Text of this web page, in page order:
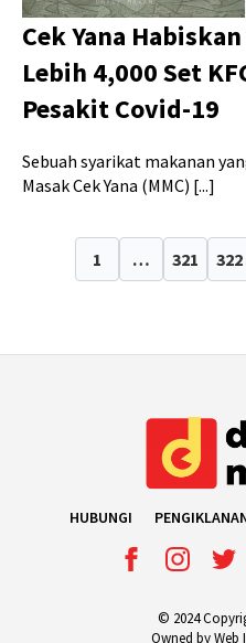
Cek Yana
Lebih 4,000 Set
Pesakit Covid-19
Sebuah syarikat makanan
Masak Cek Yana (MMC) [...]
1 … 321 322
HUBUNGI
© 2024
Owned by Web